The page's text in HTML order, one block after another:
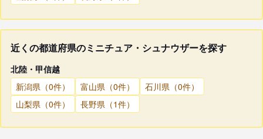
近くの都道府県のミニチュア・シュナウザーを探す
北陸・甲信越
新潟県（0件）
富山県（0件）
石川県（0件）
山梨県（0件）
長野県（1件）